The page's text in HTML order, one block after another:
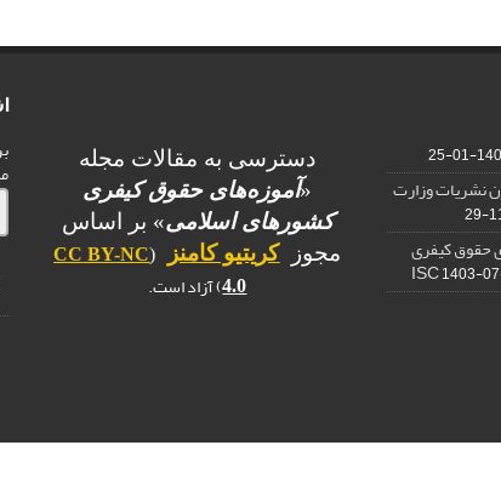
1404-
نشریات وزارت
حقوق کیفری
1403-
دسترسی به مقالات مجله
«آموزه‌های حقوق کیفری
کشورهای اسلامی» بر اساس
مجوزکریتیو کامنز (
CC BY-NC
4.0) آزاد است.